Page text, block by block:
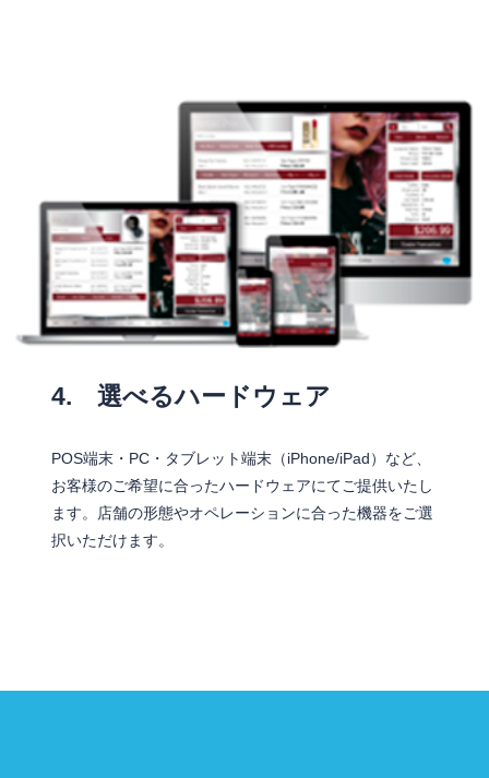
4. 選べるハードウェア
POS端末・PC・タブレット端末（iPhone/iPad）など、
お客様のご希望に合ったハードウェアにてご提供いたし
ます。店舗の形態やオペレーションに合った機器をご選
択いただけます。